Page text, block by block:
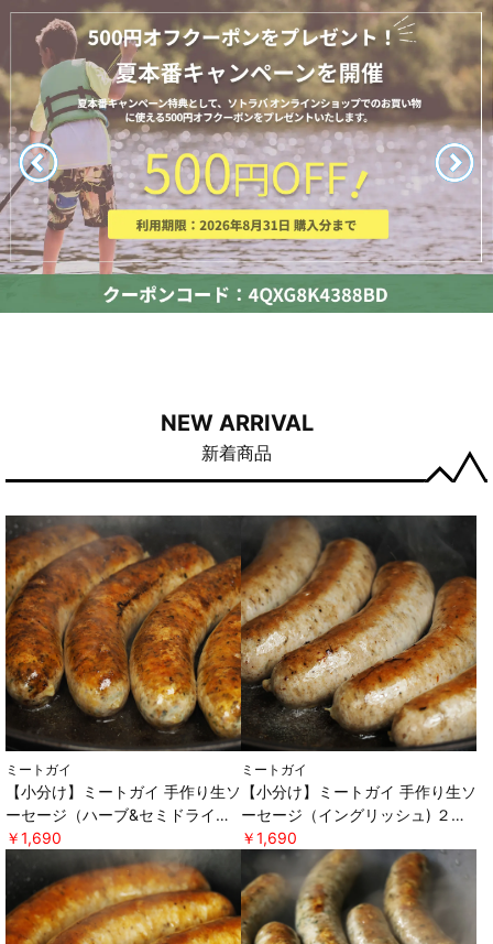
NEW ARRIVAL
新着商品
ミートガイ
【小分け】ミートガイ 手作り生ソ
ーセージ（ハーブ&セミドライト
マト) ２本パック×２セット ＊軽
減税率対象 [ミートガイ]
￥1,690
ミートガイ
【小分け】ミートガイ 手作り生ソ
ーセージ（イングリッシュ) ２本
パック×２セット ＊軽減税率対
象 [ミートガイ]
￥1,690